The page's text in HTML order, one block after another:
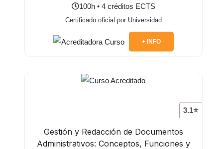
100h • 4 créditos ECTS
Certificado oficial por Universidad
+ INFO
3.1⭐
Gestión y Redacción de Documentos
Administrativos: Conceptos, Funciones y